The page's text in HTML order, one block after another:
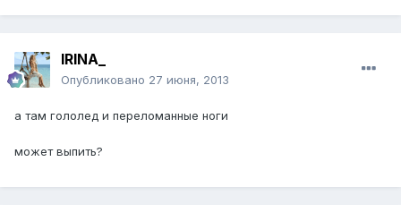
IRINA_
Опубликовано 27 июня, 2013
а там гололед и переломанные ноги
может выпить?